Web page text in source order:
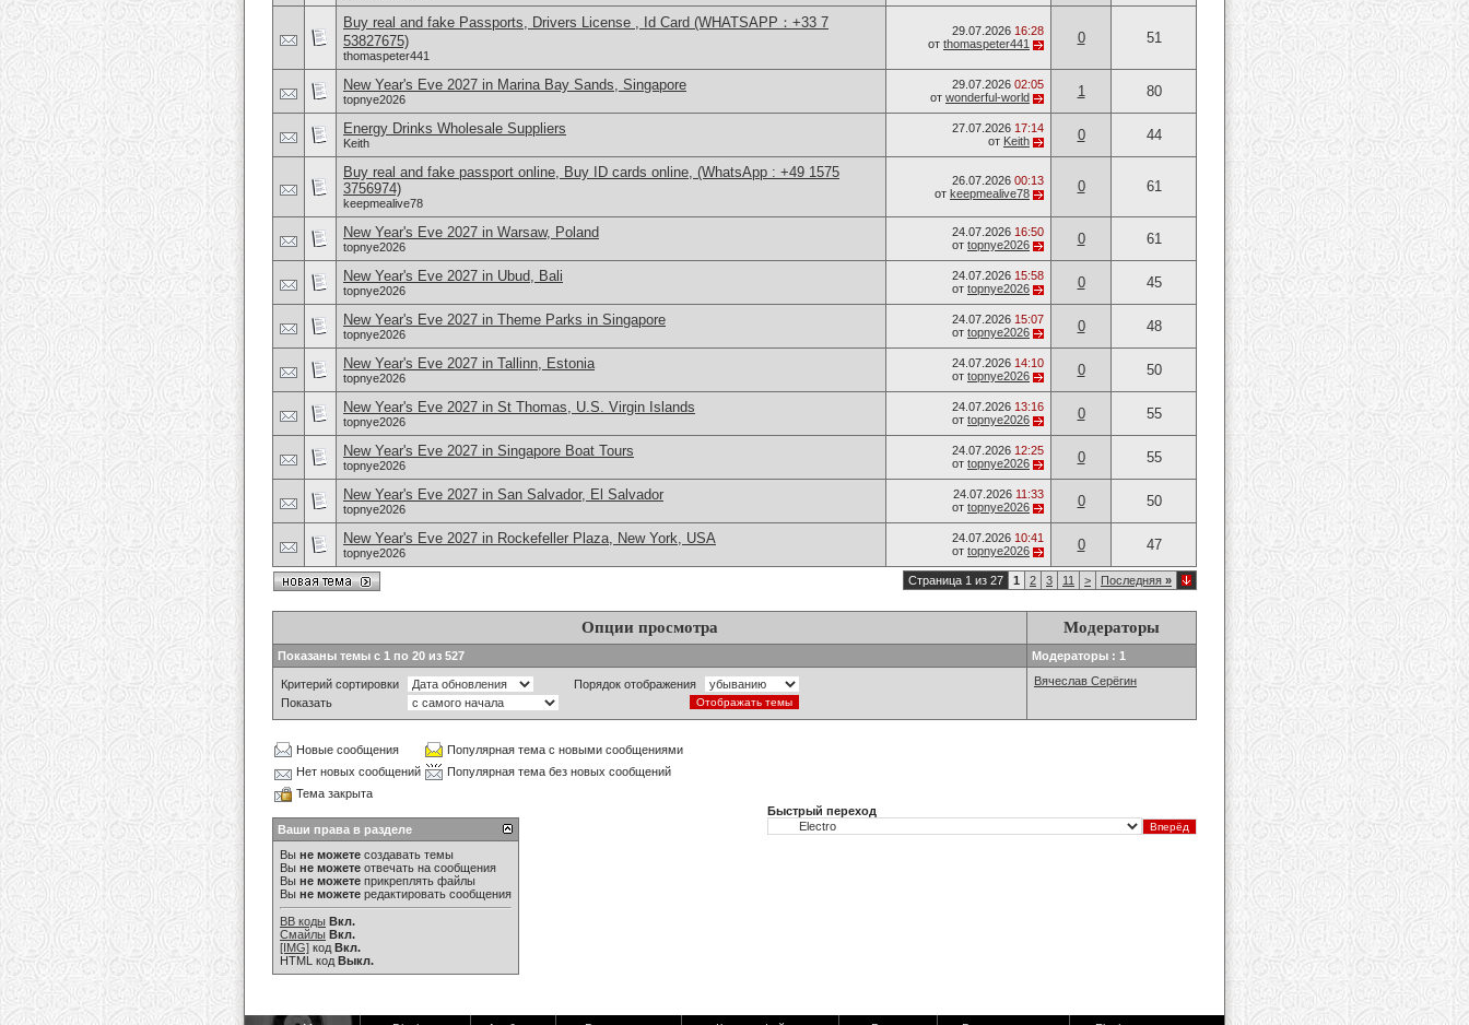
Buy real and fake Passports, Drivers License , Id Card (WHATSAPP：+33 7
53827675)
thomaspeter441
29.07.2026 16:28
от thomaspeter441 0 51
New Year's Eve 2027 in Marina Bay Sands, Singapore
topnye2026
29.07.2026 02:05
от wonderful-world 1 80
Energy Drinks Wholesale Suppliers
Keith
27.07.2026 17:14
от Keith 0 44
Buy real and fake passport online, Buy ID cards online, (WhatsApp : +49 1575
3756974)
keepmealive78
26.07.2026 00:13
от keepmealive78 0 61
New Year's Eve 2027 in Warsaw, Poland
topnye2026
24.07.2026 16:50
от topnye2026 0 61
New Year's Eve 2027 in Ubud, Bali
topnye2026
24.07.2026 15:58
от topnye2026 0 45
New Year's Eve 2027 in Theme Parks in Singapore
topnye2026
24.07.2026 15:07
от topnye2026 0 48
New Year's Eve 2027 in Tallinn, Estonia
topnye2026
24.07.2026 14:10
от topnye2026 0 50
New Year's Eve 2027 in St Thomas, U.S. Virgin Islands
topnye2026
24.07.2026 13:16
от topnye2026 0 55
New Year's Eve 2027 in Singapore Boat Tours
topnye2026
24.07.2026 12:25
от topnye2026 0 55
New Year's Eve 2027 in San Salvador, El Salvador
topnye2026
24.07.2026 11:33
от topnye2026 0 50
New Year's Eve 2027 in Rockefeller Plaza, New York, USA
topnye2026
24.07.2026 10:41
от topnye2026 0 47
Страница 1 из 27 1 2 3 11 > Последняя »
Опции просмотра Модераторы
Показаны темы с 1 по 20 из 527 Модераторы : 1
Критерий сортировки
Порядок отображения
Показать
Вячеслав Серёгин
Новые сообщения
Популярная тема с новыми сообщениями
Нет новых сообщений
Популярная тема без новых сообщений
Тема закрыта
Ваши права в разделе
Вы не можете создавать темы
Вы не можете отвечать на сообщения
Вы не можете прикреплять файлы
Вы не можете редактировать сообщения
BB коды Вкл.
Смайлы Вкл.
[IMG] код Вкл.
HTML код Выкл.
Быстрый переход